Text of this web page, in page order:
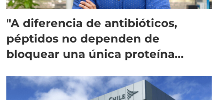
"A diferencia de antibióticos,
péptidos no dependen de
bloquear una única proteína